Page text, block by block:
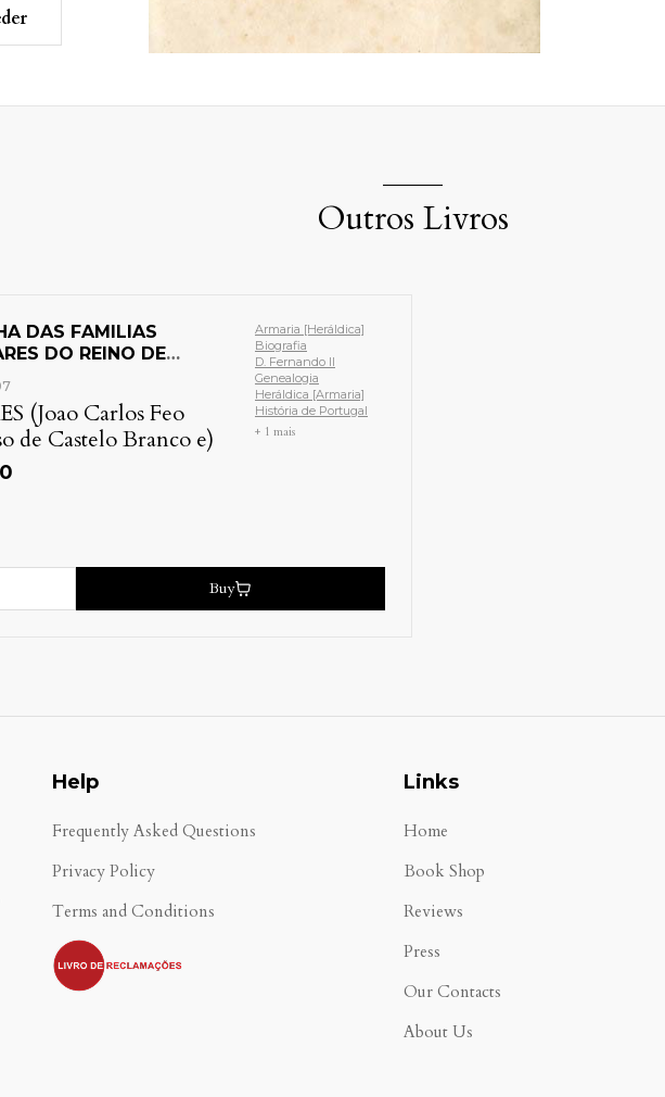
Outros Livros
DAS FAMILIAS
DO REINO DE
(Joao Carlos Feo
de Castelo Branco e)
Armaria [Heráldica]
Biografia
D. Fernando II
Genealogia
Heráldica [Armaria]
História de Portugal
+ 1 mais
Buy
Help
Frequently Asked Questions
Privacy Policy
Terms and Conditions
.
Links
Home
Book Shop
Reviews
Press
Our Contacts
About Us